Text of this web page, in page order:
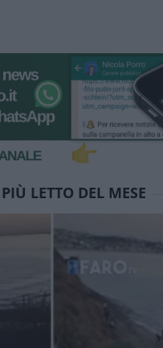
LETTO DEL MESE